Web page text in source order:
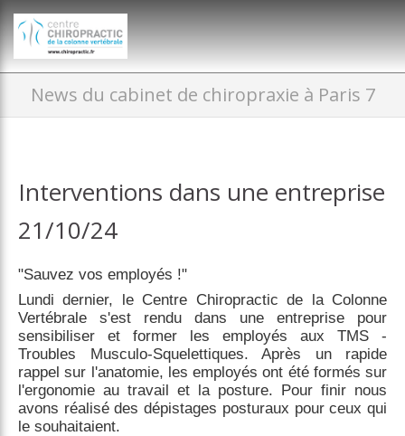
News du cabinet de chiropraxie à Paris 7
Interventions dans une entreprise
21/10/24
"Sauvez vos employés !"
Lundi dernier, le Centre Chiropractic de la Colonne
Vertébrale s'est rendu dans une entreprise pour
sensibiliser et former les employés aux TMS -
Troubles Musculo-Squelettiques. Après un rapide
rappel sur l'anatomie, les employés ont été formés sur
l'ergonomie au travail et la posture. Pour finir nous
avons réalisé des dépistages posturaux pour ceux qui
le souhaitaient.